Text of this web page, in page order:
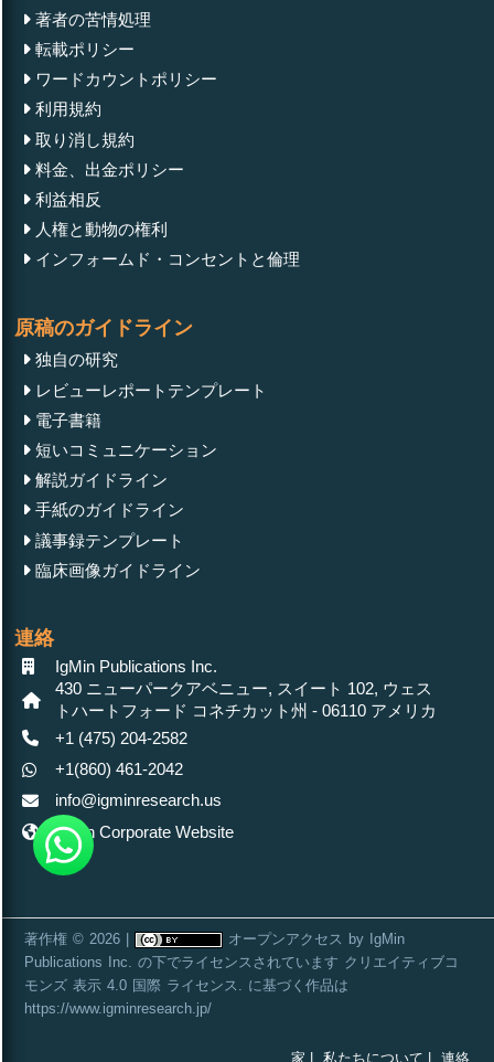
著者の苦情処理
転載ポリシー
ワードカウントポリシー
利用規約
取り消し規約
料金、出金ポリシー
利益相反
人権と動物の権利
インフォームド・コンセントと倫理
原稿のガイドライン
独自の研究
レビューレポートテンプレート
電子書籍
短いコミュニケーション
解説ガイドライン
手紙のガイドライン
議事録テンプレート
臨床画像ガイドライン
連絡
IgMin Publications Inc.
430 ニューパークアベニュー, スイート 102, ウェス
トハートフォード コネチカット州 - 06110 アメリカ
+1 (475) 204-2582
+1(860) 461-2042
info@igminresearch.us
IgMin Corporate Website
著作権 © 2026 | オープンアクセス by IgMin
Publications Inc. の下でライセンスされています クリエイティブコ
モンズ 表示 4.0 国際 ライセンス . に基づく作品は
https://www.igminresearch.jp/
家 | 私たちについて | 連絡